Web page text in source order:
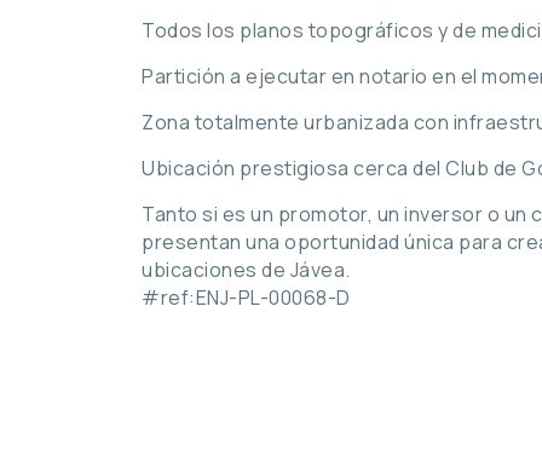
Todos los planos topográficos y de
Partición a ejecutar en notario en el
Zona totalmente urbanizada con
Ubicación prestigiosa cerca del Club de
Tanto si es un promotor, un inversor o un
presentan una oportunidad única para
ubicaciones de Jávea.
#ref:ENJ-PL-00068-D